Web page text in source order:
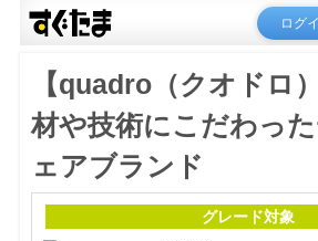
ログ
【quadro（クオドロ
材や技術にこだわっ
ェアブランド
グレード対象